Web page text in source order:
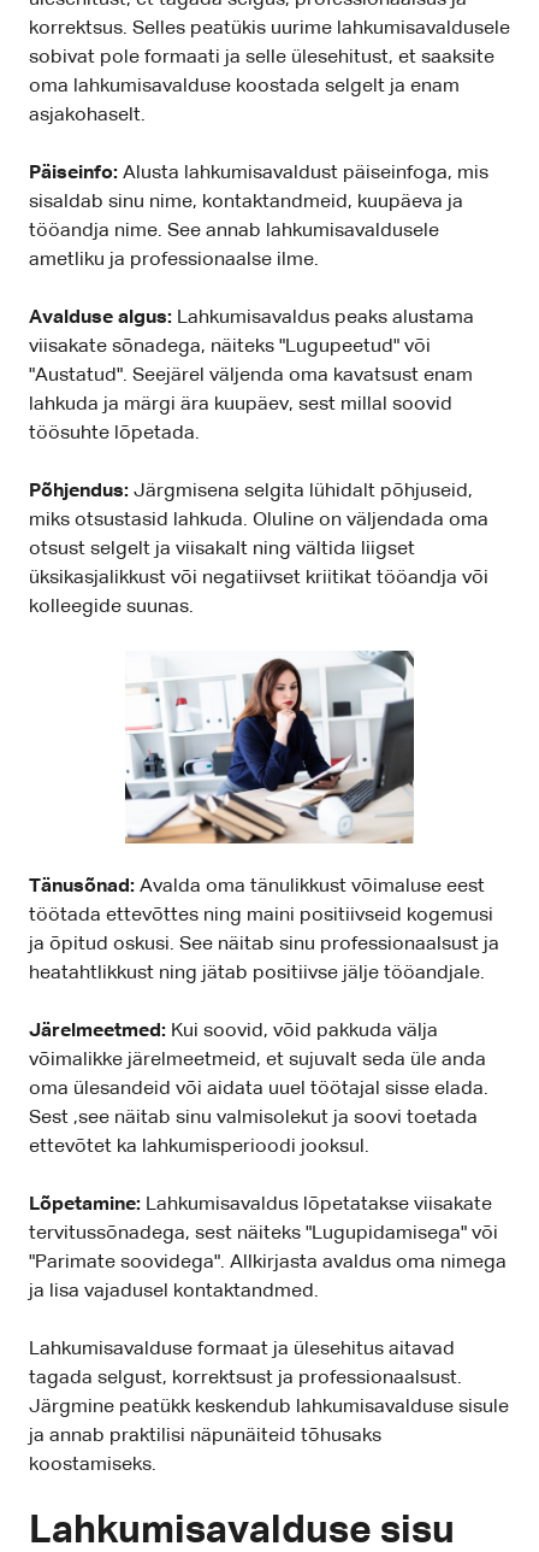
korrektsus. Selles peatükis uurime lahkumisavaldusele
sobivat pole formaati ja selle ülesehitust, et saaksite
oma lahkumisavalduse koostada selgelt ja enam
asjakohaselt.
Päiseinfo: Alusta lahkumisavaldust päiseinfoga, mis
sisaldab sinu nime, kontaktandmeid, kuupäeva ja
tööandja nime. See annab lahkumisavaldusele
ametliku ja professionaalse ilme.
Avalduse algus: Lahkumisavaldus peaks alustama
viisakate sõnadega, näiteks "Lugupeetud" või
"Austatud". Seejärel väljenda oma kavatsust enam
lahkuda ja märgi ära kuupäev, sest millal soovid
töösuhte lõpetada.
Põhjendus: Järgmisena selgita lühidalt põhjuseid,
miks otsustasid lahkuda. Oluline on väljendada oma
otsust selgelt ja viisakalt ning vältida liigset
üksikasjalikkust või negatiivset kriitikat tööandja või
kolleegide suunas.
Tänusõnad: Avalda oma tänulikkust võimaluse eest
töötada ettevõttes ning maini positiivseid kogemusi
ja õpitud oskusi. See näitab sinu professionaalsust ja
heatahtlikkust ning jätab positiivse jälje tööandjale.
Järelmeetmed: Kui soovid, võid pakkuda välja
võimalikke järelmeetmeid, et sujuvalt seda üle anda
oma ülesandeid või aidata uuel töötajal sisse elada.
Sest ,see näitab sinu valmisolekut ja soovi toetada
ettevõtet ka lahkumisperioodi jooksul.
Lõpetamine: Lahkumisavaldus lõpetatakse viisakate
tervitussõnadega, sest näiteks "Lugupidamisega" või
"Parimate soovidega". Allkirjasta avaldus oma nimega
ja lisa vajadusel kontaktandmed.
Lahkumisavalduse formaat ja ülesehitus aitavad
tagada selgust, korrektsust ja professionaalsust.
Järgmine peatükk keskendub lahkumisavalduse sisule
ja annab praktilisi näpunäiteid tõhusaks
koostamiseks.
Lahkumisavalduse sisu